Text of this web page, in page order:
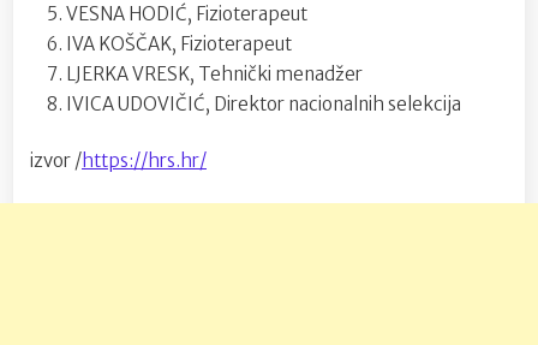
VESNA HODIĆ, Fizioterapeut
IVA KOŠČAK, Fizioterapeut
LJERKA VRESK, Tehnički menadžer
IVICA UDOVIČIĆ, Direktor nacionalnih selekcija
izvor /https://hrs.hr/